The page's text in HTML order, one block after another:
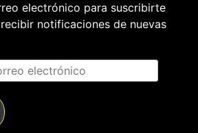
electrónico para suscribirte
notificaciones de nuevas